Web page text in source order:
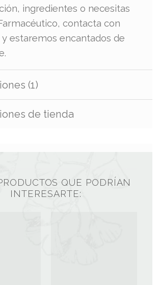
ingredientes o necesitas
contacta con
estaremos encantados de
(1)
de tienda
QUE PODRÍAN
INTERESARTE: